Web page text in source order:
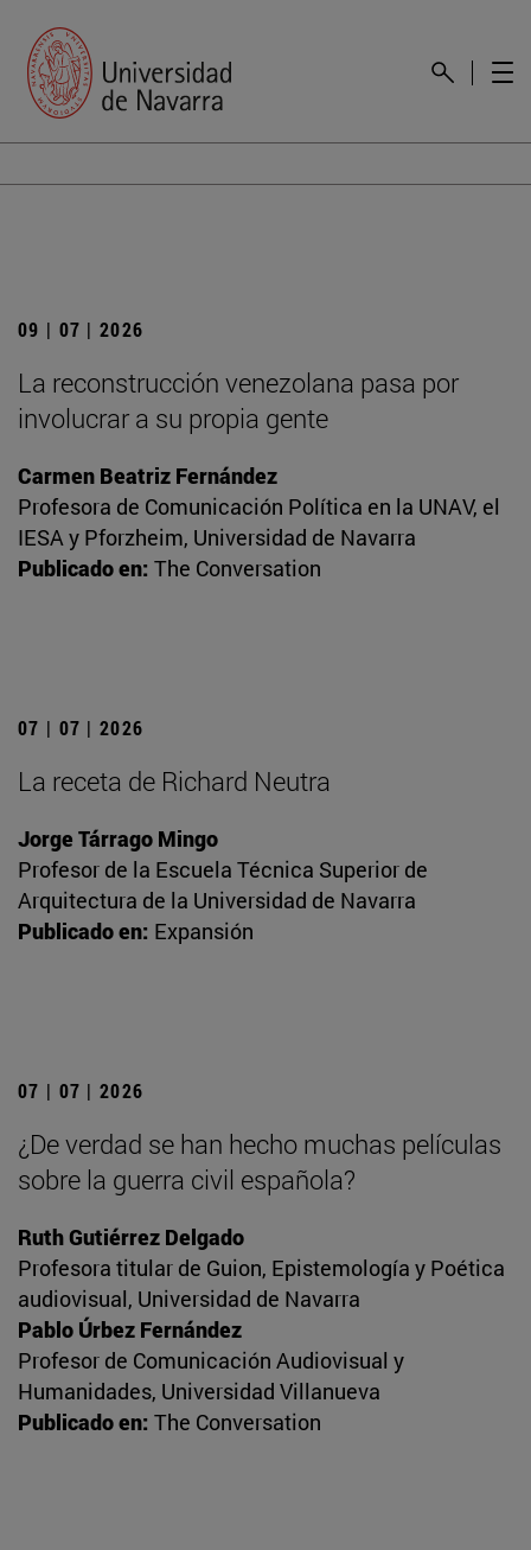
09 | 07 | 2026
La reconstrucción venezolana pasa por
involucrar a su propia gente
Carmen Beatriz Fernández
Profesora de Comunicación Política en la UNAV, el
IESA y Pforzheim, Universidad de Navarra
Publicado en: The Conversation
07 | 07 | 2026
La receta de Richard Neutra
Jorge Tárrago Mingo
Profesor de la Escuela Técnica Superior de
Arquitectura de la Universidad de Navarra
Publicado en: Expansión
07 | 07 | 2026
¿De verdad se han hecho muchas películas
sobre la guerra civil española?
Ruth Gutiérrez Delgado
Profesora titular de Guion, Epistemología y Poética
audiovisual, Universidad de Navarra
Pablo Úrbez Fernández
Profesor de Comunicación Audiovisual y
Humanidades, Universidad Villanueva
Publicado en: The Conversation